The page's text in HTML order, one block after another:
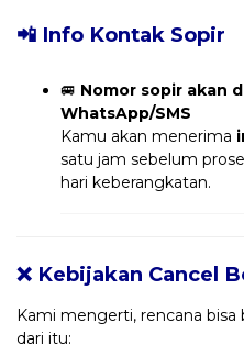
📲 Info Kontak Sopir
🚐 Nomor sopir akan
WhatsApp/SMS
Kamu akan menerima
satu jam sebelum
hari keberangkatan.
❌ Kebijakan Cancel
Kami mengerti, rencana
dari itu: